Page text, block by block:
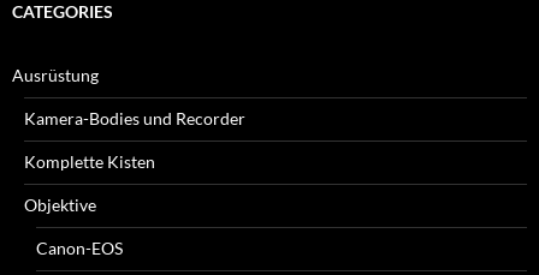
CATEGORIES
Ausrüstung
Kamera-Bodies und Recorder
Komplette Kisten
Objektive
Canon-EOS